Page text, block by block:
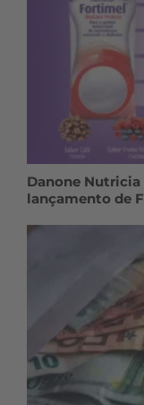
Danone
lançamento de